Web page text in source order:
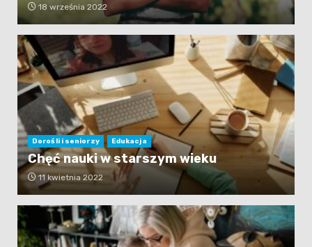
18 września 2022
Dorośli i seniorzy Edukacja
Chęć nauki w starszym wieku
11 kwietnia 2022